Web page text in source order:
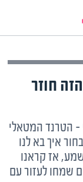
חוזר
– הטרנד המטאלי
איך בא לנו
אז קראנו
שמחו לעזור עם